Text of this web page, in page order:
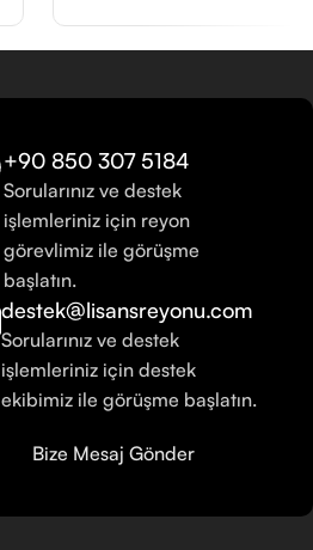
+90 850 307 5184
Sorularınız ve destek
işlemleriniz için reyon
görevlimiz ile görüşme
başlatın.
destek@lisansreyonu.com
Sorularınız ve destek
işlemleriniz için destek
ekibimiz ile görüşme başlatın.
Bize Mesaj Gönder